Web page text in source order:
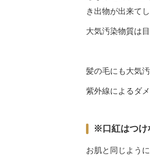
き出物が出来て
大気汚染物質は
髪の毛にも大気
紫外線によるダ
※口紅はつけ
お肌と同じよう